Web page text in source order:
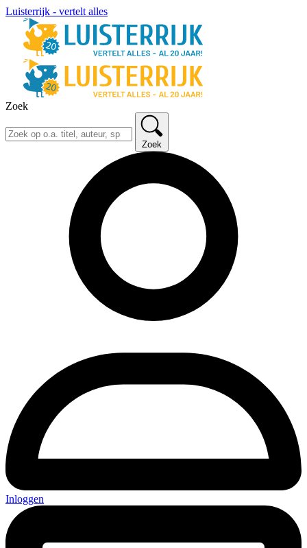
Luisterrijk - vertelt alles
Zoek
Zoek
Inloggen